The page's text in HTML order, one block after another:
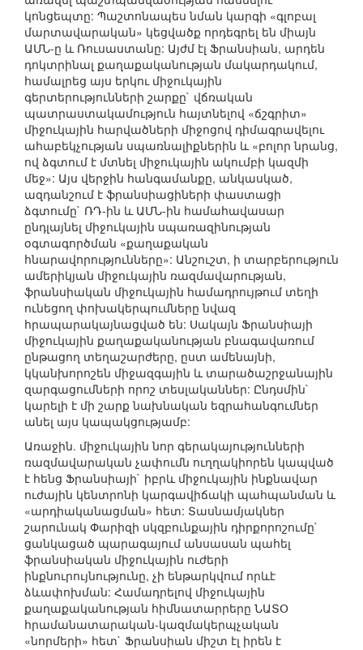
կոնցեպտը: Պաշտոնապես նման կարգի «գլոբալ
մարտավարական» կեցվածք որդեգրել են միայն
ԱՄՆ-ը և Ռուսաստանը: Այժմ էլ Ֆրանսիան, արդեն
դոկտրինալ քաղաքականության մակարդակում,
համալրեց այս երկու միջուկային
գերտերությունների շարքը` վճռական
պատրաստակամություն հայտնելով «ճշգրիտ»
միջուկային հարվածների միջոցով դիմագրավելու
ահաբեկչության սպառնալիքներին և «բոլոր նրանց,
ով ձգտում է մտնել միջուկային ակումբի կազմի
մեջ»: Այս վերջին հանգամանքը, անկասկած,
ազդանշում է ֆրանսիացիների փաստացի
ձգտումը` ՌԴ-ին և ԱՄՆ-ին համահավասար
ընդլայնել միջուկային սպառազինության
օգտագործման «քաղաքական
հնարավորությունները»: Անշուշտ, ի տարբերություն
ամերիկյան միջուկային ռազմավարության,
ֆրանսիական միջուկային համադրույթում տեղի
ունեցող փոխակերպումները նվազ
հրապարակայնացված են: Սակայն Ֆրանսիայի
միջուկային քաղաքականության բնագավառում
ընթացող տեղաշարժերը, ըստ ամենայնի,
կկանխորոշեն միջազգային և տարածաշրջանային
զարգացումների որոշ տեսլականներ: Ընդսմին`
կարելի է մի շարք նախնական եզրահանգումներ
անել այս կապակցությամբ:
Առաջին. միջուկային նոր գերակայությունների
ռազմավարական չափումն ուղղակիորեն կապված
է հենց Ֆրանսիայի` իբրև միջուկային ինքնավար
ուժային կենտրոնի կարգավիճակի պահպանման և
«արդիականացման» հետ: Տասնամյակներ
շարունակ Փարիզի սկզբունքային դիրքորոշումը`
ցանկացած պարագայում անսասան պահել
ֆրանսիական միջուկային ուժերի
ինքնուրույնությունը, չի ենթարկվում որևէ
ձևափոխման: Համադրելով միջուկային
քաղաքականության հիմնատարրերը ՆԱՏՕ
հրամանատարական-կազմակերպչական
«նորմերի» հետ` Ֆրանսիան միշտ էլ իրեն է